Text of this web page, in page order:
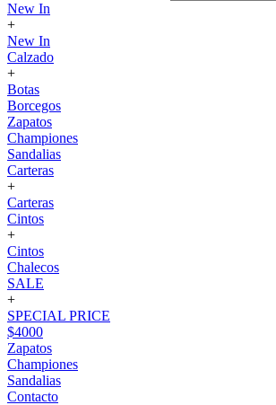
New In
+
New In
Calzado
+
Botas
Borcegos
Zapatos
Championes
Sandalias
Carteras
+
Carteras
Cintos
+
Cintos
Chalecos
SALE
+
SPECIAL PRICE
$4000
Zapatos
Championes
Sandalias
Contacto